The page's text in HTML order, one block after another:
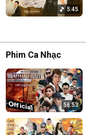
5:45
Phim Ca Nhạc
56:53